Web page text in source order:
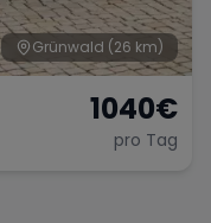
Grünwald (26 km)
1040€
pro Tag